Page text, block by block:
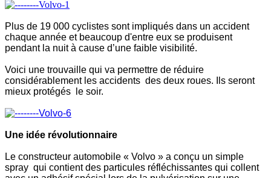
Plus de 19 000 cyclistes sont impliqués dans un accident
chaque année et beaucoup d'entre eux se produisent
pendant la nuit à cause d’une faible visibilité.
Voici une trouvaille qui va permettre de réduire
considérablement les accidents des deux roues. Ils seront
mieux protégés le soir.
Une idée révolutionnaire
Le constructeur automobile « Volvo » a conçu un simple
spray qui contient des particules réfléchissantes qui collent